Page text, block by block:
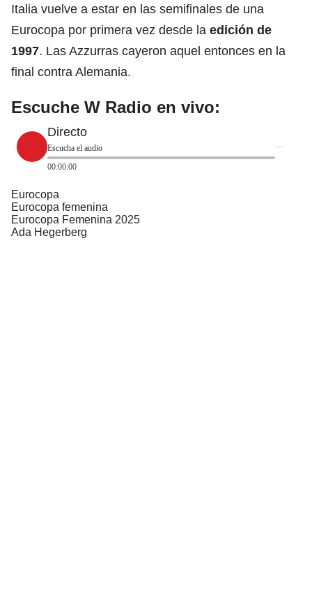
Italia vuelve a estar en las semifinales de una
Eurocopa por primera vez desde la edición de
1997. Las Azzurras cayeron aquel entonces en la
final contra Alemania.
Escuche W Radio en vivo:
Directo
Escucha el audio
00:00:00
Eurocopa
Eurocopa femenina
Eurocopa Femenina 2025
Ada Hegerberg